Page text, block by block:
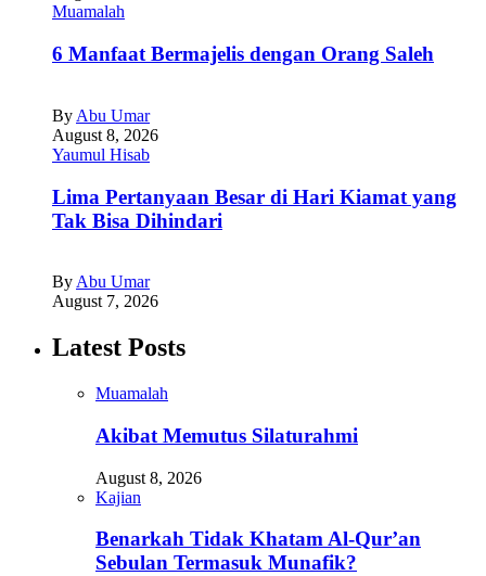
Muamalah
6 Manfaat Bermajelis dengan Orang Saleh
By Abu Umar
August 8, 2026
Yaumul Hisab
Lima Pertanyaan Besar di Hari Kiamat yang
Tak Bisa Dihindari
By Abu Umar
August 7, 2026
Latest Posts
Muamalah
Akibat Memutus Silaturahmi
August 8, 2026
Kajian
Benarkah Tidak Khatam Al-Qur’an
Sebulan Termasuk Munafik?